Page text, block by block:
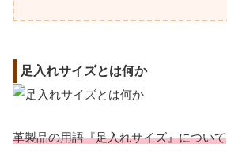
足入れサイズとは何か
革製品の用語『足入れサイズ』について